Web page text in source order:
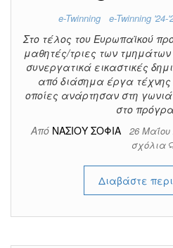
e-Twinning e-Twinning '24-
Στο τέλος του Ευρωπαϊκού
μαθητές/τριες των
συνεργατικά εικαστικές
από διάσημα έργα
οποίες ανάρτησαν στη
στο
Από ΝΑΣΙΟΥ ΣΟΦΙΑ 26 Μαΐου
σχόλια
Διαβάστε